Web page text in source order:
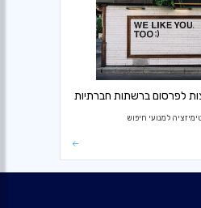
לפרסום ברשתות חברתיות
למנועי חיפוש